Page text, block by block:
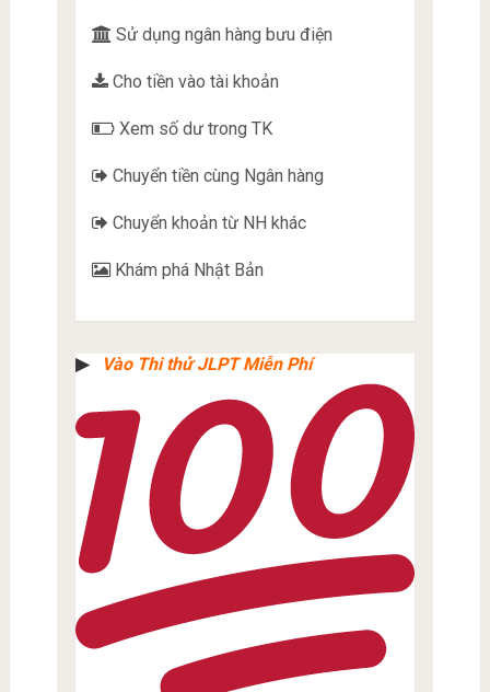
Sử dụng ngân hàng bưu điện
Cho tiền vào tài khoản
Xem số dư trong TK
Chuyển tiền cùng Ngân hàng
Chuyển khoản từ NH khác
Khám phá Nhật Bản
▶︎ Vào Thi thử JLPT Miễn Phí